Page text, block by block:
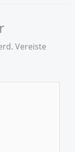
Vereiste